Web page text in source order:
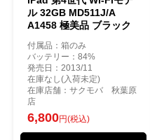
ル 32GB MD511J/A
A1458 極美品 ブラック
付属品：箱のみ
バッテリー：84%
発売日：2013/11
在庫なし(入荷未定)
在庫店舗：サクモバ 秋葉原
店
6,800円(税込)